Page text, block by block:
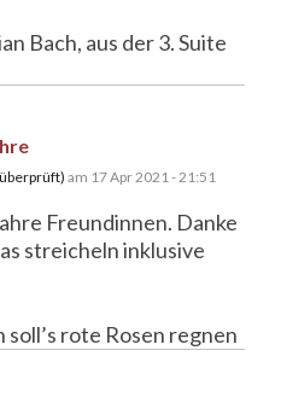
Bach, aus der 3. Suite
am 17 Apr 2021 - 21:51
Freundinnen. Danke
streicheln inklusive
rote Rosen regnen